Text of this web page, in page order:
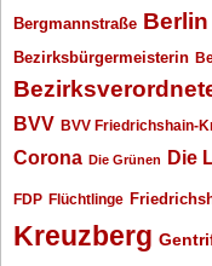
Bergmannstraße Berlin
Bezirksbürgermeisterin
BVV BVV Friedrichshain-
Corona Die Grünen Die
FDP Flüchtlinge
Kreuzberg